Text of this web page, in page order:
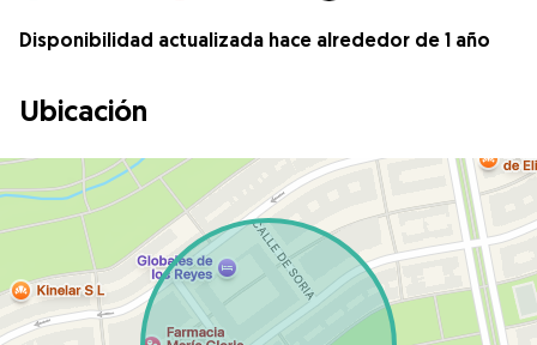
Disponibilidad actualizada hace alrededor de 1 año
Ubicación